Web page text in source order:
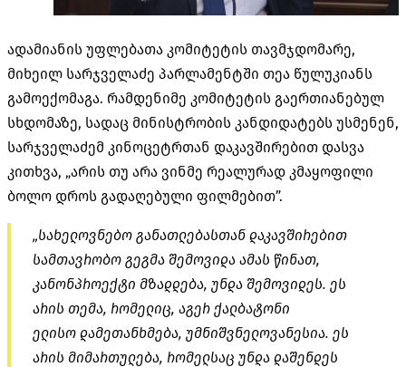
ადამიანის უფლებათა კომიტეტის თავმჯდომარე,
მიხეილ სარჯველაძე პარლამენტში თეა წულუკიანს
გამოექომაგა. რამდენიმე კომიტეტის გაერთიანებულ
სხდომაზე, სადაც მინისტრობის კანდიდატებს უსმენენ,
სარჯველაძემ კინოცეტრთან დაკავშირებით დასვა
კითხვა, „არის თუ არა ვინმე რეალურად კმაყოფილი
ბოლო დროს გადაღებული ფილმებით”.
„სახელოვნებო განათლებასთან დაკავშირებით
სამთავრობო გეგმა შემოვიდა ამას წინათ,
კანონპროექტი მზადდება, უნდა შემოვიდეს. ეს
არის თემა, რომელიც, აგერ ქალბატონი
ელისო დამეთანხმება, უმნიშვნელოვანესია. ეს
არის მიმართულება, რომელსაც უნდა დაშენდეს